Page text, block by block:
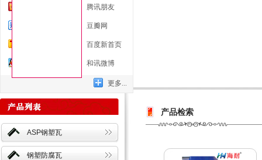
产品检索
ASP钢塑瓦
钢塑防腐瓦
腾讯朋友
豆瓣网
百度新首页
和讯微博
更多...